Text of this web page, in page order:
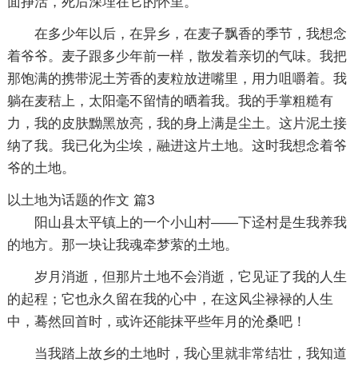
在多少年以后，在异乡，在麦子飘香的季节，我想念
着爷爷。麦子跟多少年前一样，散发着亲切的气味。我把
那饱满的携带泥土芳香的麦粒放进嘴里，用力咀嚼着。我
躺在麦秸上，太阳毫不留情的晒着我。我的手掌粗糙有
力，我的皮肤黝黑放亮，我的身上满是尘土。这片泥土接
纳了我。我已化为尘埃，融进这片土地。这时我想念着爷
爷的土地。
以土地为话题的作文 篇3
阳山县太平镇上的一个小山村——下迳村是生我养我
的地方。那一块让我魂牵梦萦的土地。
岁月消逝，但那片土地不会消逝，它见证了我的人生
的起程；它也永久留在我的心中，在这风尘禄禄的人生
中，蓦然回首时，或许还能抹平些年月的沧桑吧！
当我踏上故乡的土地时，我心里就非常结壮，我知道